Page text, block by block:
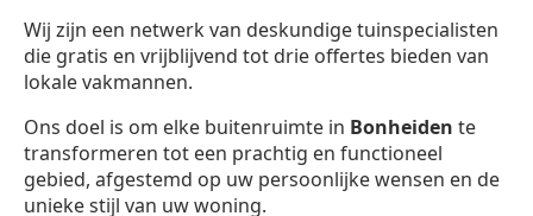
Wij zijn een netwerk van deskundige tuinspecialisten
die gratis en vrijblijvend tot drie offertes bieden van
lokale vakmannen.
Ons doel is om elke buitenruimte in Bonheiden te
transformeren tot een prachtig en functioneel
gebied, afgestemd op uw persoonlijke wensen en de
unieke stijl van uw woning.